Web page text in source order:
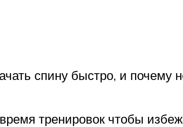
спину быстро, и почему
тренировок чтобы